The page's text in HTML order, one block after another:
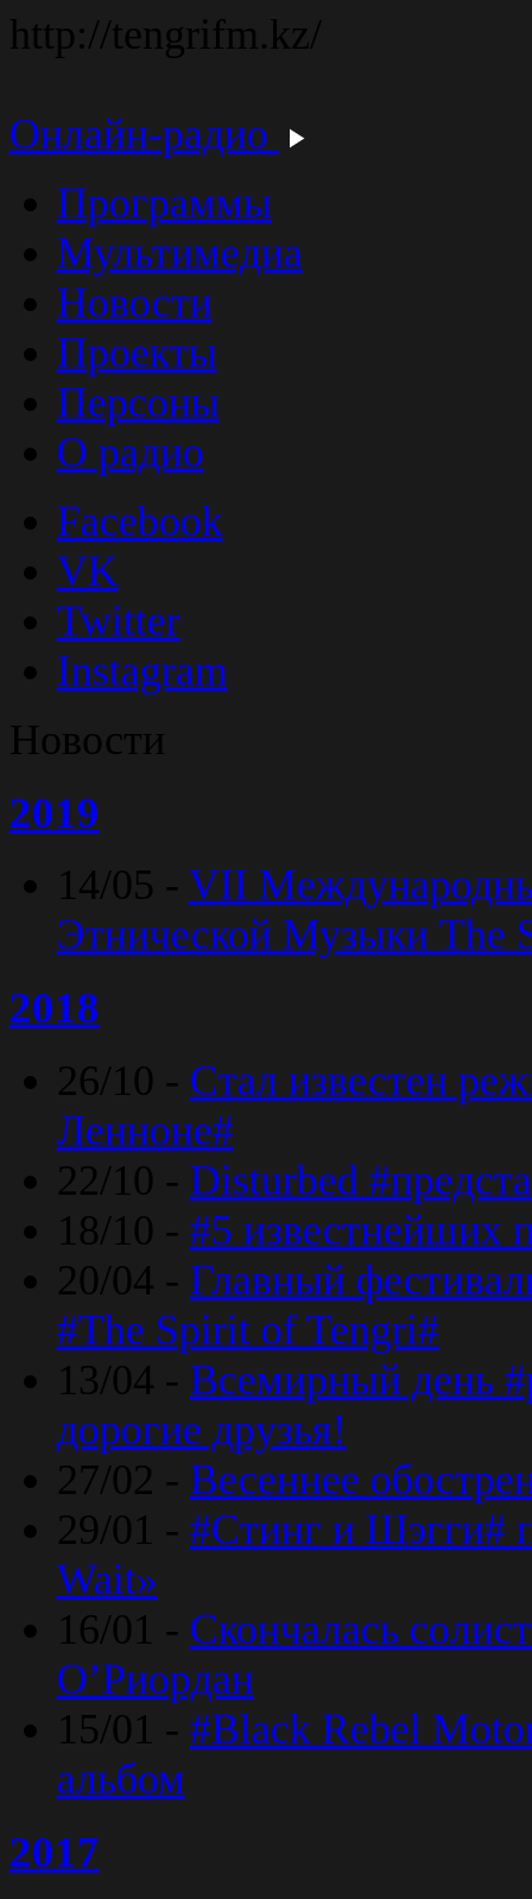
http://tengrifm.kz/
Онлайн-радио
Программы
Мультимедиа
Новости
Проекты
Персоны
О радио
Facebook
VK
Twitter
Instagram
Новости
2019
14/05 - VII
Этнической Музыки The
2018
26/10 - Стал известен
Ленноне#
22/10 - Disturbed
18/10 - #5 известнейших
20/04 - Главный
#The Spirit of Tengri#
13/04 - Всемирный день
дорогие друзья!
27/02 - Весеннее
29/01 - #Стинг и Шэгги#
Wait»
16/01 - Скончалась
O’Риордан
15/01 - #Black Rebel
альбом
2017